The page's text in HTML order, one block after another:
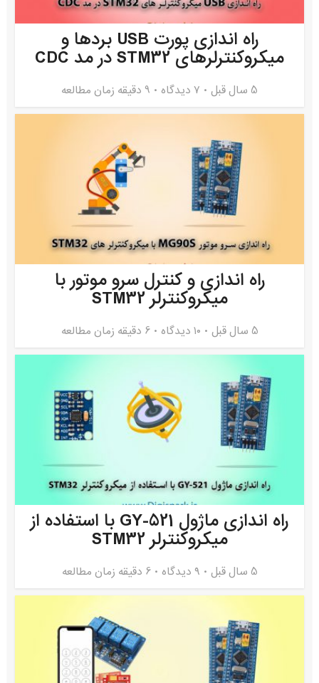
راه اندازی پورت USB بردها و
میکروکنترلرهای STM32 در مد CDC
5 سال قبل ۷ دیدگاه 9 دقیقه زمان مطالعه
راه اندازی و کنترل سرو موتور با
میکروکنترلر STM32
5 سال قبل ۱۰ دیدگاه 6 دقیقه زمان مطالعه
راه اندازی ماژول GY-521 با استفاده از
میکروکنترلر STM32
5 سال قبل ۹ دیدگاه 6 دقیقه زمان مطالعه